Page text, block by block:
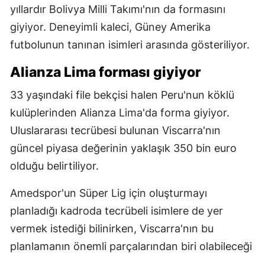
yıllardır Bolivya Milli Takımı'nın da formasını
giyiyor. Deneyimli kaleci, Güney Amerika
futbolunun tanınan isimleri arasında gösteriliyor.
Alianza Lima forması giyiyor
33 yaşındaki file bekçisi halen Peru'nun köklü
kulüplerinden Alianza Lima'da forma giyiyor.
Uluslararası tecrübesi bulunan Viscarra'nın
güncel piyasa değerinin yaklaşık 350 bin euro
olduğu belirtiliyor.
Amedspor'un Süper Lig için oluşturmayı
planladığı kadroda tecrübeli isimlere de yer
vermek istediği bilinirken, Viscarra'nın bu
planlamanın önemli parçalarından biri olabileceği